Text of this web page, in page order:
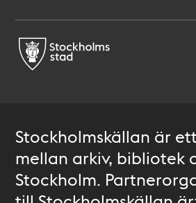
Stockholmskällan är
mellan arkiv, bibliotek
Stockholm.